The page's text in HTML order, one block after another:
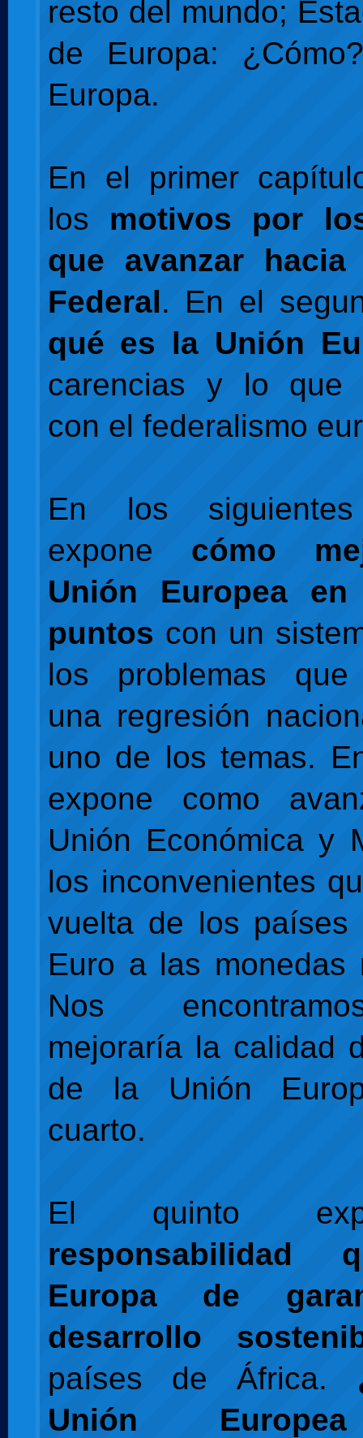
resto del mundo;
de Europa:
Europa.
En el primer
los motivos por
que avanzar
Federal. En el
qué es la Unión
carencias y lo que
con el federalismo
En los
expone cómo
Unión Europea en
puntos con un
los problemas que
una regresión
uno de los temas.
expone como
Unión Económica y
los inconvenientes
vuelta de los
Euro a las monedas
Nos
mejoraría la calidad
de la Unión
cuarto.
El quinto
responsabilidad
Europa de
desarrollo
países de África.
Unión